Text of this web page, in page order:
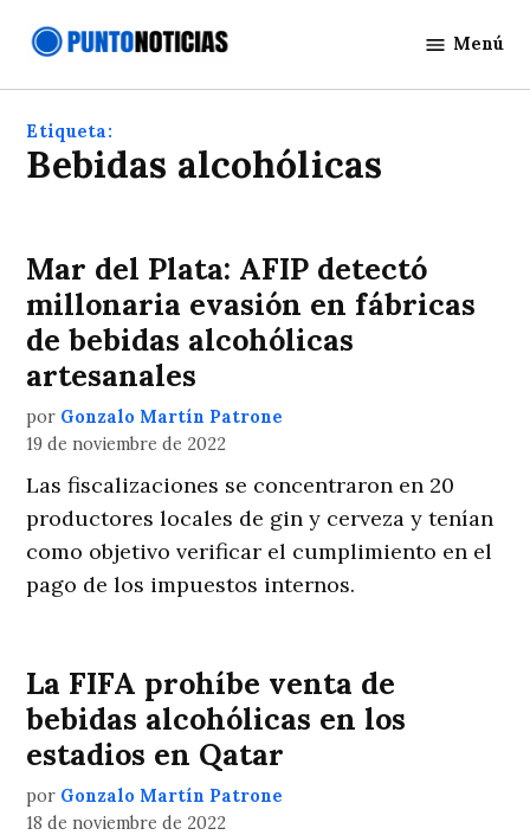
Noticias
Menú
Etiqueta:
bebidas alcohólicas
Mar del Plata: AFIP detectó
millonaria evasión en fábricas
de bebidas alcohólicas
artesanales
por Gonzalo Martín Patrone
19 de noviembre de 2022
Las fiscalizaciones se concentraron en 20
productores locales de gin y cerveza y tenían
como objetivo verificar el cumplimiento en el
pago de los impuestos internos.
La FIFA prohíbe venta de
bebidas alcohólicas en los
estadios en Qatar
por Gonzalo Martín Patrone
18 de noviembre de 2022